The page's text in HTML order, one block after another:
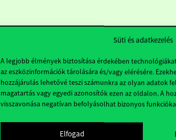
Süti és adatkezelés
A legjobb élmények biztosítása érdekében
az eszközinformációk tárolására és/vagy elérésére.
hozzájárulás lehetővé teszi számunkra az olyan adatok
magatartás vagy egyedi azonosítók ezen az oldalon. A
visszavonása negatívan befolyásolhat bizonyos
Elfogad
Hasznos linkek
Nyitvatartás